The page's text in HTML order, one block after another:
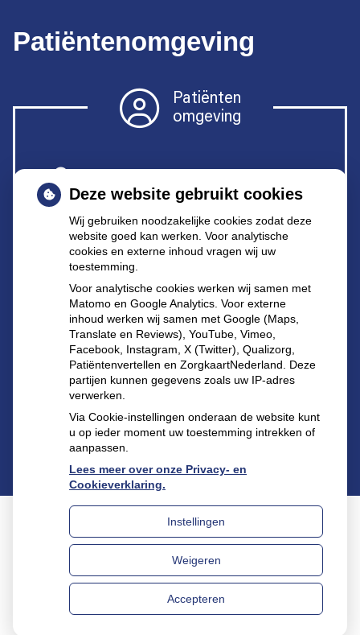
Patiëntenomgeving
Patiënten
omgeving
Anticonceptiemiddelen
Diabetesmiddelen
Vragen
stellen
Cookie-instellingen
Deze website gebruikt cookies
Wij gebruiken noodzakelijke cookies zodat deze
website goed kan werken. Voor analytische
cookies en externe inhoud vragen wij uw
toestemming.
Voor analytische cookies werken wij samen met
Matomo en Google Analytics. Voor externe
inhoud werken wij samen met Google (Maps,
Translate en Reviews), YouTube, Vimeo,
Facebook, Instagram, X (Twitter), Qualizorg,
Patiëntenvertellen en ZorgkaartNederland. Deze
partijen kunnen gegevens zoals uw IP-adres
verwerken.
Via Cookie-instellingen onderaan de website kunt
u op ieder moment uw toestemming intrekken of
aanpassen.
Lees meer over onze Privacy- en
Cookieverklaring.
Instellingen
Weigeren
Accepteren